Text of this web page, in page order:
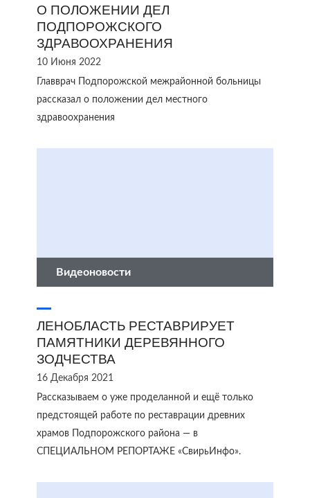
О ПОЛОЖЕНИИ ДЕЛ
ПОДПОРОЖСКОГО
ЗДРАВООХРАНЕНИЯ
10 Июня 2022
Главврач Подпорожской межрайонной больницы
рассказал о положении дел местного
здравоохранения
Видеоновости
ЛЕНОБЛАСТЬ РЕСТАВРИРУЕТ
ПАМЯТНИКИ ДЕРЕВЯННОГО
ЗОДЧЕСТВА
16 Декабря 2021
Рассказываем о уже проделанной и ещё только
предстоящей работе по реставрации древних
храмов Подпорожского района — в
СПЕЦИАЛЬНОМ РЕПОРТАЖЕ «СвирьИнфо».